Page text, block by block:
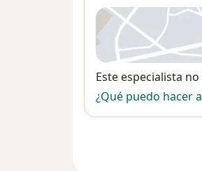
Disponibilidad
Este especialista
¿Qué puedo hacer